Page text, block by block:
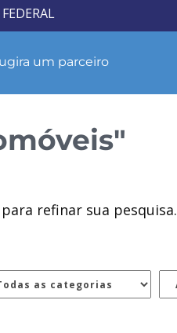
um parceiro
refinar sua pesquisa.